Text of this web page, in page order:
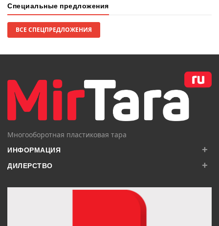
Специальные предложения
ВСЕ СПЕЦПРЕДЛОЖЕНИЯ
Многооборотная пластиковая тара
ИНФОРМАЦИЯ +
ДИЛЕРСТВО +